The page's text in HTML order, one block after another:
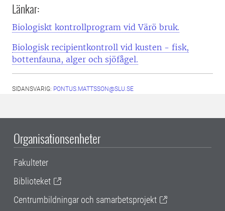
Länkar:
Biologiskt kontrollprogram vid Värö bruk.
Biologisk recipientkontroll vid kusten - fisk,
bottenfauna, alger och sjöfågel.
SIDANSVARIG: PONTUS.MATTSSON@SLU.SE
Organisationsenheter
Fakulteter
Biblioteket
Centrumbildningar och samarbetsprojekt